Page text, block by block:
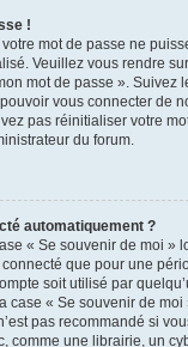
!
mot de passe ne
Veuillez vous rendre
mot de passe ». Suivez
vous connecter de
pas réinitialiser votre
du forum.
automatiquement ?
« Se souvenir de moi »
que pour une
soit utilisé par
case « Se souvenir de moi
pas recommandé si
comme une librairie, un